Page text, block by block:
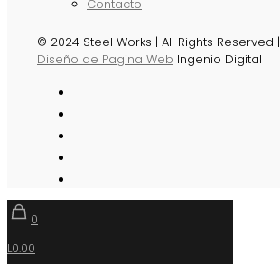
Contacto
© 2024 Steel Works | All Rights Reserved |
Diseño de Pagina Web Ingenio Digital
0
L0.00